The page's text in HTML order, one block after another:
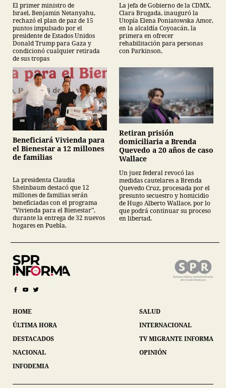
El primer ministro de
Israel, Benjamin Netanyahu,
rechazó el plan de paz de 15
puntos impulsado por el
presidente de Estados Unidos
Donald Trump para Gaza y
condicionó cualquier retirada
de sus tropas
Parkinson
La jefa de Gobierno de la CDMX,
Clara Brugada, inauguró la
Utopía Elena Poniatowska Amor,
en la alcaldía Coyoacán, la
primera en ofrecer
rehabilitación para personas
con Parkinson.
Beneficiará Vivienda para
el Bienestar a 12 millones
de familias
La presidenta Claudia
Sheinbaum destacó que 12
millones de familias serán
beneficiadas con el programa
“Vivienda para el Bienestar”,
durante la entrega de 32 nuevos
hogares en Puebla.
Retiran prisión
domiciliaria a Brenda
Quevedo a 20 años de caso
Wallace
Un juez federal revocó las
medidas cautelares a Brenda
Quevedo Cruz, procesada por el
presunto secuestro y homicidio
de Hugo Alberto Wallace, por lo
que podrá continuar su proceso
en libertad.
HOME
ÚLTIMA HORA
DESTACADOS
NACIONAL
INFODEMIA
SALUD
INTERNACIONAL
TV MIGRANTE INFORMA
OPINIÓN